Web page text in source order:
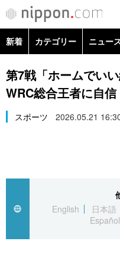
カテゴリー
経済・ビジネス
国際
トップ
アーカイブ
In-depth
Japan Data
新着 カテゴリー ニュー
政治・外交
経済・ビジネス
第7戦「ホームでい
WRC総合王者に自信
スポーツ 2026.05.21
English
日本語
Español